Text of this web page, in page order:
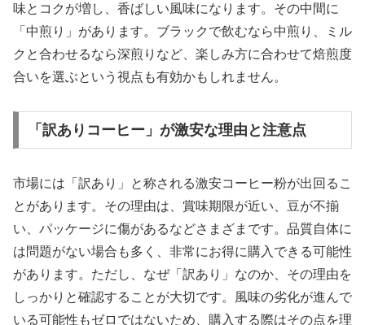
味とコクが増し、香ばしい風味になります。その中間に
「中煎り」があります。ブラックで飲むなら中煎り、ミル
クと合わせるなら深煎りなど、楽しみ方に合わせて焙煎度
合いを選ぶという視点も有効かもしれません。
「訳ありコーヒー」が激安な理由と注意点
市場には「訳あり」と称される激安コーヒー粉が出回るこ
とがあります。その理由は、賞味期限が近い、豆が不揃
い、パッケージに傷があるなどさまざまです。品質自体に
は問題がない場合も多く、非常にお得に購入できる可能性
があります。ただし、なぜ「訳あり」なのか、その理由を
しっかりと確認することが大切です。風味の劣化が進んで
いる可能性もゼロではないため、購入する際はその点を理